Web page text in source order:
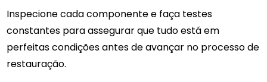
Inspecione cada componente e faça testes
constantes para assegurar que tudo está em
perfeitas condições antes de avançar no processo de
restauração.